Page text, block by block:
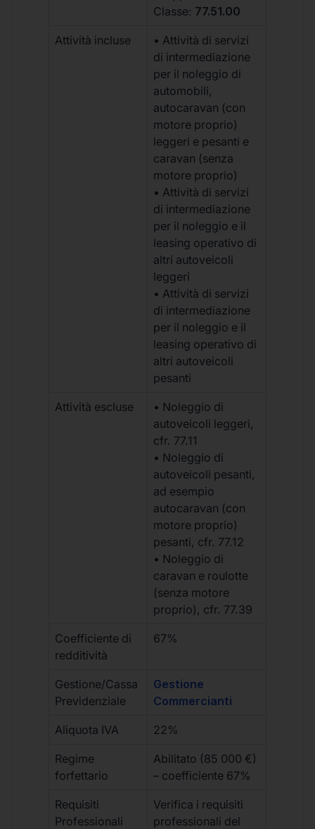
Classe: 77.51.00
Attività incluse
• Attività di servizi
di intermediazione
per il noleggio di
automobili,
autocaravan (con
motore proprio)
leggeri e pesanti e
caravan (senza
motore proprio)
• Attività di servizi
di intermediazione
per il noleggio e il
leasing operativo di
altri autoveicoli
leggeri
• Attività di servizi
di intermediazione
per il noleggio e il
leasing operativo di
altri autoveicoli
pesanti
Attività escluse
• Noleggio di
autoveicoli leggeri,
cfr. 77.11
• Noleggio di
autoveicoli pesanti,
ad esempio
autocaravan (con
motore proprio)
pesanti, cfr. 77.12
• Noleggio di
caravan e roulotte
(senza motore
proprio), cfr. 77.39
Coefficiente di
redditività
67%
Gestione/Cassa
Previdenziale
Gestione
Commercianti
Aliquota IVA 22%
Regime
forfettario
Abilitato (85 000 €)
– coefficiente 67%
Requisiti
Professionali
Verifica i requisiti
professionali del